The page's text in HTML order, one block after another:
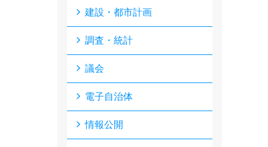
建設・都市計画
調査・統計
議会
電子自治体
情報公開